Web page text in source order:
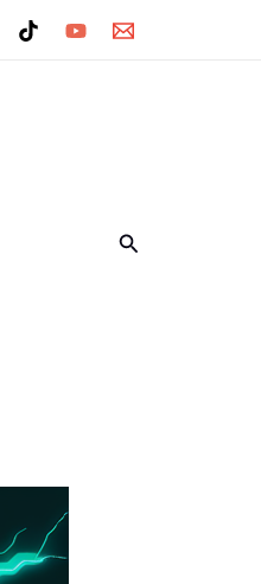
Buscar